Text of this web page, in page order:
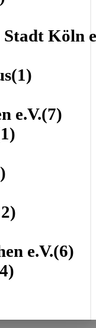
Köln
(1)
e.V.(7)
e.V.(6)